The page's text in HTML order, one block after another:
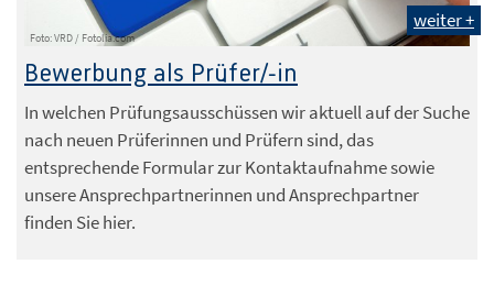
Foto: VRD / Fotolia.com
weiter +
Bewerbung als Prüfer/-in
In welchen Prüfungsausschüssen wir aktuell auf der Suche
nach neuen Prüferinnen und Prüfern sind, das
entsprechende Formular zur Kontaktaufnahme sowie
unsere Ansprechpartnerinnen und Ansprechpartner
finden Sie hier.